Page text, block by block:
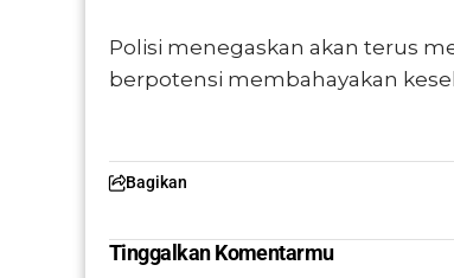
Polisi menegaskan akan terus
berpotensi membahayakan
Bagikan
Tinggalkan Komentarmu